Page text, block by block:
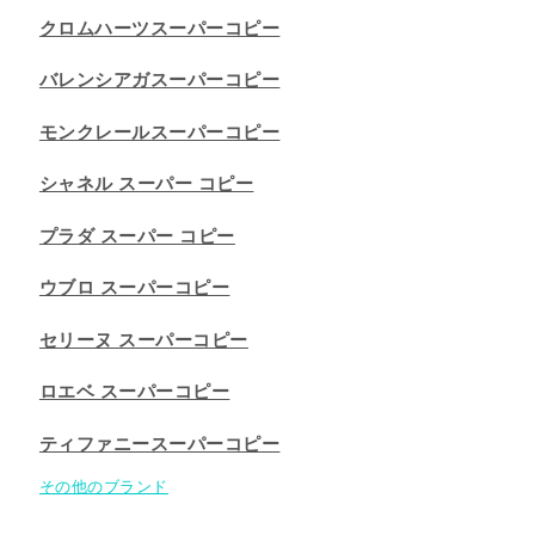
クロムハーツスーパーコピー
バレンシアガスーパーコピー
モンクレールスーパーコピー
シャネル スーパー コピー
プラダ スーパー コピー
ウブロ スーパーコピー
セリーヌ スーパーコピー​
ロエベ スーパーコピー
ティファニースーパーコピー
その他のブランド